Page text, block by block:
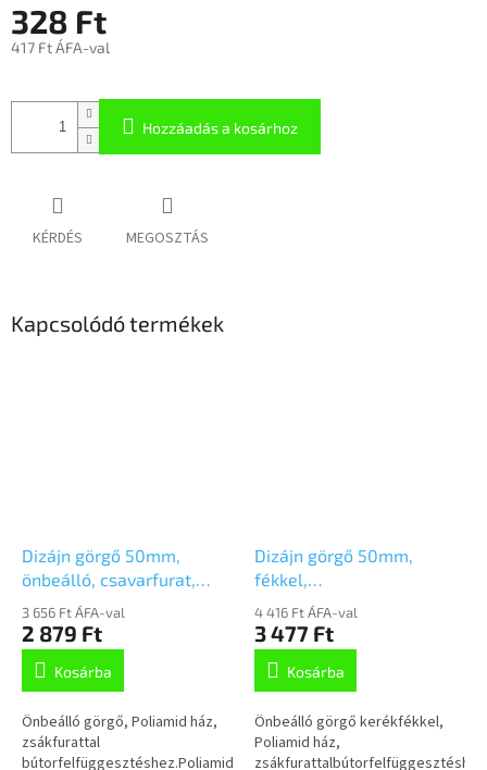
328 Ft
417 Ft ÁFA-val
Hozzáadás a kosárhoz
KÉRDÉS MEGOSZTÁS
Kapcsolódó termékek
Dizájn görgő 50mm,
önbeálló, csavarfurat,
5920UAI050L51-10
RAL7001
3 656 Ft ÁFA-val
2 879 Ft
Kosárba
Önbeálló görgő, Poliamid ház,
zsákfurattal
bútorfelfüggesztéshez.Poliamid
Dizájn görgő 50mm,
fékkel,
csavarfurat,5925UAI050L51-
10 RAL9002/7015
4 416 Ft ÁFA-val
3 477 Ft
Kosárba
Önbeálló görgő kerékfékkel,
Poliamid ház,